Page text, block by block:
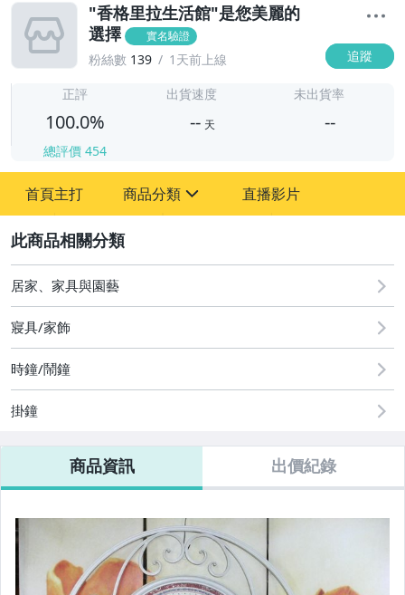
"香格里拉生活館"是您美麗的
選擇
實名驗證
粉絲數 139 1天前上線 追蹤
正評
100.0%
總評價 454
出貨速度
-- 天
未出貨率
--
首頁主打 商品分類
圖書/影音/文具
手機、配件與通訊
運動、戶外與休閒
直播影片
居家、家具與園藝
寢具/家飾
時鐘/鬧鐘
掛鐘
商品資訊 出價紀錄